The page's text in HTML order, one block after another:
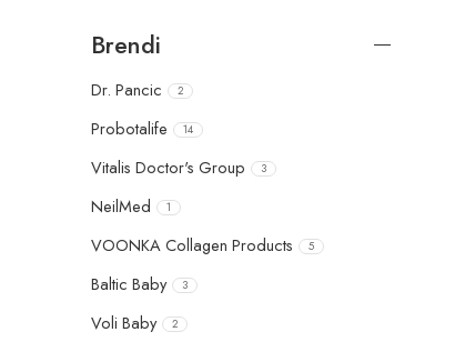
Brendi
Dr. Pancic 2
Probotalife 14
Vitalis Doctor's Group 3
NeilMed 1
VOONKA Collagen Products 5
Baltic Baby 3
Voli Baby 2